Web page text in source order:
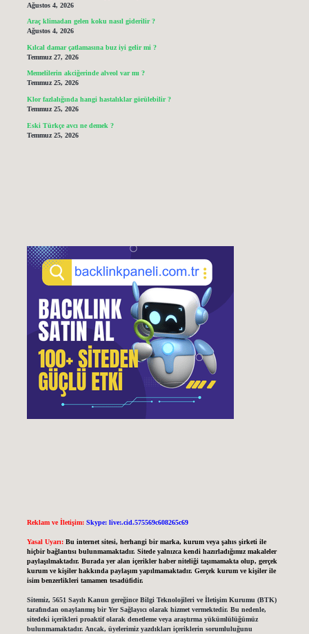
Ağustos 4, 2026
Araç klimadan gelen koku nasıl giderilir ?
Ağustos 4, 2026
Kılcal damar çatlamasına buz iyi gelir mi ?
Temmuz 27, 2026
Memelilerin akciğerinde alveol var mı ?
Temmuz 25, 2026
Klor fazlalığında hangi hastalıklar görülebilir ?
Temmuz 25, 2026
Eski Türkçe avcı ne demek ?
Temmuz 25, 2026
Reklam ve İletişim: Skype: live:.cid.575569c608265c69
Yasal Uyarı: Bu internet sitesi, herhangi bir marka, kurum veya şahıs şirketi ile
hiçbir bağlantısı bulunmamaktadır. Sitede yalnızca kendi hazırladığımız makaleler
paylaşılmaktadır. Burada yer alan içerikler haber niteliği taşımamakta olup, gerçek
kurum ve kişiler hakkında paylaşım yapılmamaktadır. Gerçek kurum ve kişiler ile
isim benzerlikleri tamamen tesadüfidir.
Sitemiz, 5651 Sayılı Kanun gereğince Bilgi Teknolojileri ve İletişim Kurumu (BTK)
tarafından onaylanmış bir Yer Sağlayıcı olarak hizmet vermektedir. Bu nedenle,
sitedeki içerikleri proaktif olarak denetleme veya araştırma yükümlülüğümüz
bulunmamaktadır. Ancak, üyelerimiz yazdıkları içeriklerin sorumluluğunu